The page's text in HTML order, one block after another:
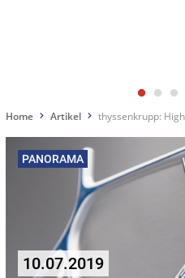
Home Artikel thyssenkrupp:
PANORAMA
10.07.2019